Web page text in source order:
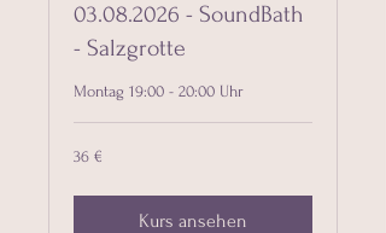
03.08.2026 - SoundBath
- Salzgrotte
Montag 19:00 - 20:00 Uhr
36
Euro
36 €
Kurs ansehen